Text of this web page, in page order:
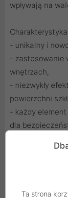
wpływają na
- unikalny i
- zastosowanie
wnętrzach,
- niezwykły
powierzchni
- każdy
dla
- ramki szklane
białym,
- wymiar ramki:
- grubość
Ta strona